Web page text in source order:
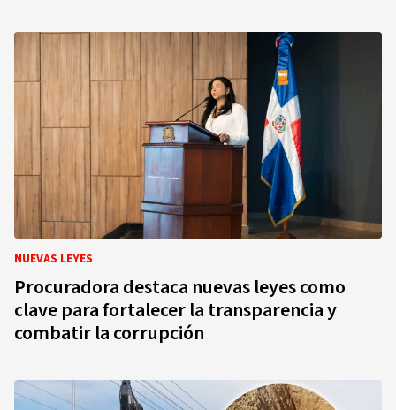
NUEVAS LEYES
Procuradora destaca nuevas leyes como
clave para fortalecer la transparencia y
combatir la corrupción